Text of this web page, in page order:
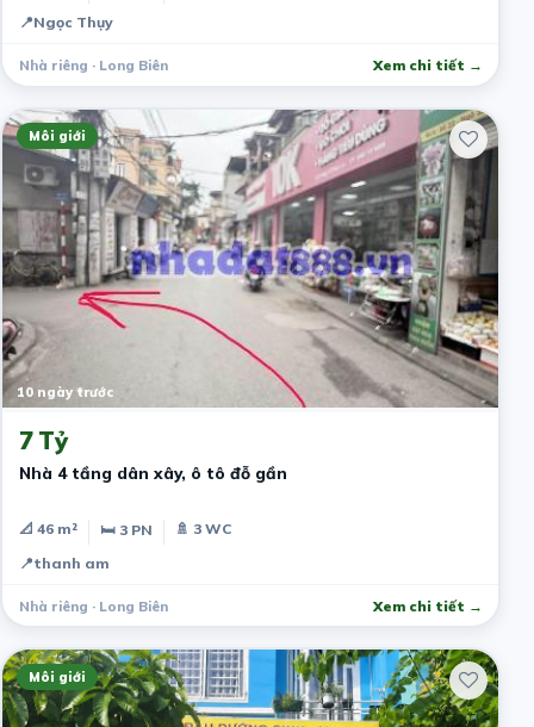
📍Ngọc Thụy
Nhà riêng · Long Biên Xem chi tiết →
Môi giới
10 ngày trước
7 Tỷ
Nhà 4 tầng dân xây, ô tô đỗ gần
📐 46 m² 🛏 3 PN
🚿 3 WC
📍thanh am
Nhà riêng · Long Biên Xem chi tiết →
Môi giới